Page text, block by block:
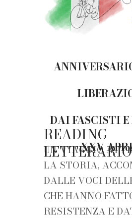
DAI FASCISTI
XXV
READING
LETTERARIO
UN VIAGGIO
LA STORIA,
DALLE VOCI
CHE HANNO
RESISTENZA E